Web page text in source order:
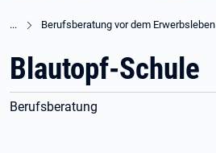
Berufsberatung vor dem Erwerbsleben
Blautopf-Schule
Berufsberatung